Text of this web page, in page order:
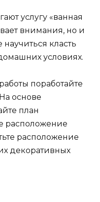
услугу «ванная
внимания, но и
класть
условиях.
поработайте
основе
план
расположение
расположение
декоративных